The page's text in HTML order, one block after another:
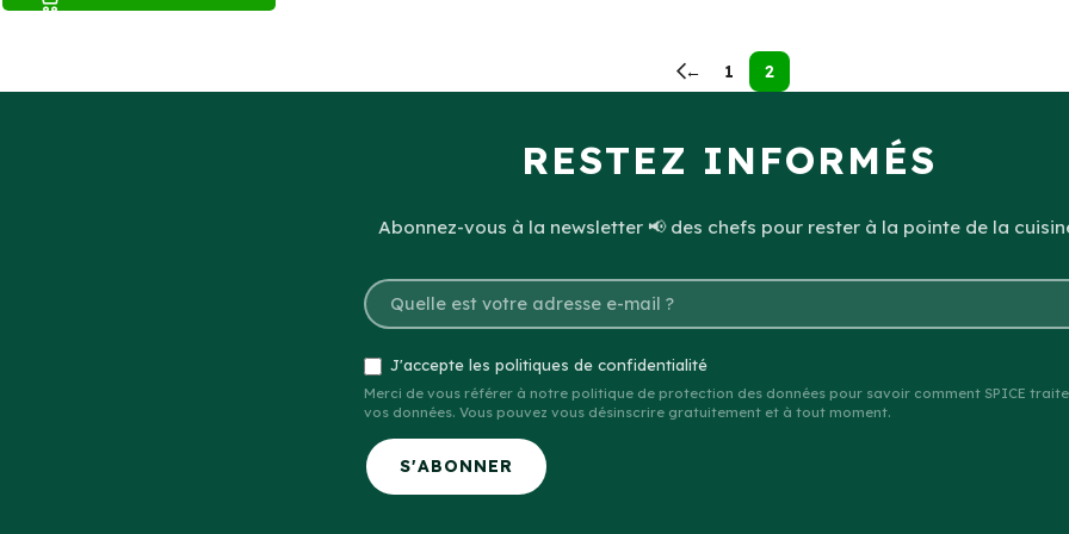
← 1 2
RESTEZ INFORMÉS
Abonnez-vous à la newsletter 📢 des chefs pour rester à la pointe de la
J'accepte les politiques de confidentialité
Merci de vous référer à notre politique de protection des données pour savoir comment SPICE traite
vos données. Vous pouvez vous désinscrire gratuitement et à tout moment.
S'ABONNER